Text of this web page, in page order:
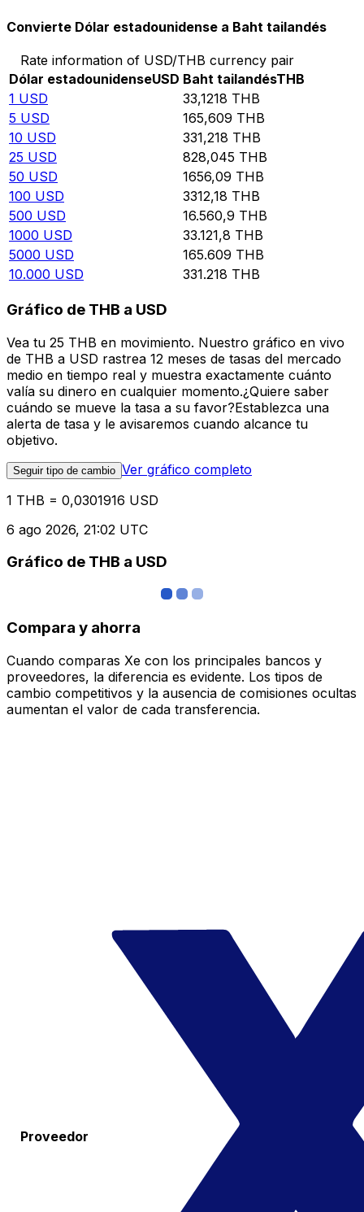
Convierte Dólar estadounidense a Baht tailandés
Rate information of USD/THB currency pair
Dólar estadounidenseUSD Baht tailandésTHB
1 USD 33,1218 THB
5 USD 165,609 THB
10 USD 331,218 THB
25 USD 828,045 THB
50 USD 1656,09 THB
100 USD 3312,18 THB
500 USD 16.560,9 THB
1000 USD 33.121,8 THB
5000 USD 165.609 THB
10.000 USD 331.218 THB
Gráfico de THB a USD
Vea tu 25 THB en movimiento. Nuestro gráfico en vivo
de THB a USD rastrea 12 meses de tasas del mercado
medio en tiempo real y muestra exactamente cuánto
valía su dinero en cualquier momento.¿Quiere saber
cuándo se mueve la tasa a su favor?Establezca una
alerta de tasa y le avisaremos cuando alcance tu
objetivo.
Seguir tipo de cambio Ver gráfico completo
1 THB = 0,0301916 USD
6 ago 2026, 21:02 UTC
Gráfico de THB a USD
Compara y ahorra
Cuando comparas Xe con los principales bancos y
proveedores, la diferencia es evidente. Los tipos de
cambio competitivos y la ausencia de comisiones ocultas
aumentan el valor de cada transferencia.
Proveedor